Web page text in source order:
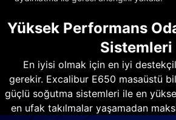
Yüksek Performans
Sistemleri
En iyisi olmak için en iyi
gerekir. Excalibur E650 masaüstü
güçlü soğutma sistemleri ile en
en ufak takılmalar yaşamadan